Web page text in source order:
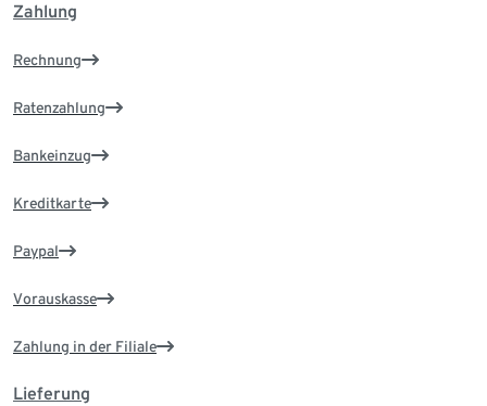
Zahlung
Rechnung
Ratenzahlung
Bankeinzug
Kreditkarte
Paypal
Vorauskasse
Zahlung in der Filiale
Lieferung